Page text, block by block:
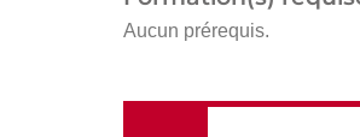
Aucun prérequis.